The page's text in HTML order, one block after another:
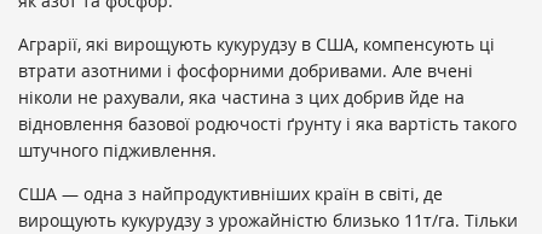
Аграрії, які вирощують кукурудзу в США, компенсують ці
втрати азотними і фосфорними добривами. Але вчені
ніколи не рахували, яка частина з цих добрив йде на
відновлення базової родючості ґрунту і яка вартість такого
штучного підживлення.
США — одна з найпродуктивніших країн в світі, де
вирощують кукурудзу з урожайністю близько 11т/га. Тільки